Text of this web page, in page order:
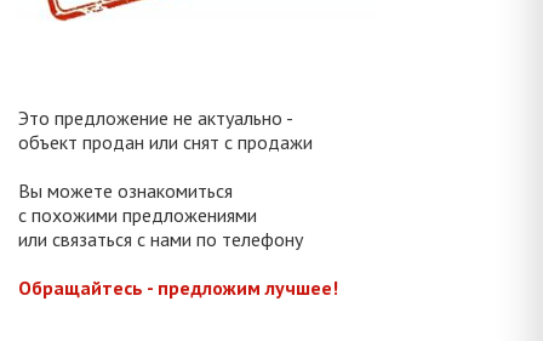
Это предложение не актуально -
объект продан или снят с продажи
Вы можете ознакомиться
с похожими предложениями
или связаться с нами по телефону
Обращайтесь - предложим лучшее!